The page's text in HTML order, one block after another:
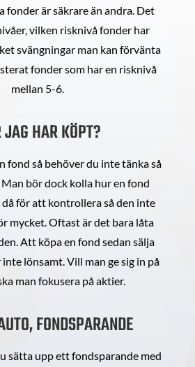
fonder är säkrare än andra. Det
vilken risknivå fonder har
svängningar man kan förvänta
fonder som har en risknivå
mellan 5-6.
JAG HAR KÖPT?
fond så behöver du inte tänka så
bör dock kolla hur en fond
då för att kontrollera så den inte
mycket. Oftast är det bara låta
Att köpa en fond sedan sälja
lönsamt. Vill man ge sig in på
man fokusera på aktier.
FONDSPARANDE
sätta upp ett fondsparande med